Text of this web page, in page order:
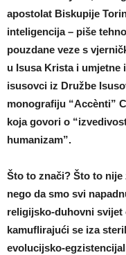
apostolat Biskupije
inteligencija – piše
pouzdane veze s
u Isusa Krista i umjetne
isusovci iz Družbe
monografiju “Accènti”
koja govori o
humanizam”.
Što to znači? Što to
nego da smo svi
religijsko-duhovni svijet
kamuflirajući se iza
evolucijsko-